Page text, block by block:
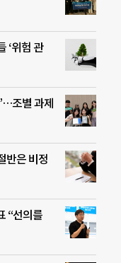
‘위험 관
조별 과제
반은 비정
“선의를